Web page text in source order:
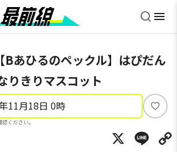
Bあひるのペックル】はぴだん
りきりマスコット
11月18日 0時
ください。
い
ね
X